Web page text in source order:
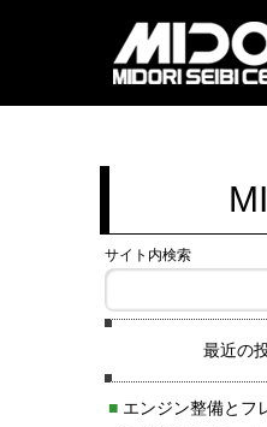
サイト内検索
最近の
■エンジン整備とフ